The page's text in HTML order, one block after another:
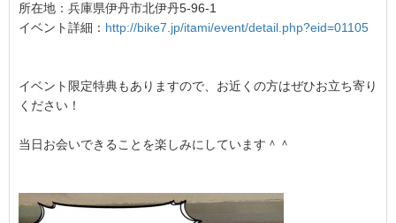
所在地：兵庫県伊丹市北伊丹5-96-1
イベント詳細： http://bike7.jp/itami/event/detail.php?eid=01105
イベント限定特典もありますので、お近くの方はぜひお立ち寄り
ください！
当日お会いできることを楽しみにしています＾＾